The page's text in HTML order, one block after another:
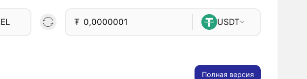
₮ USDT
Полная версия